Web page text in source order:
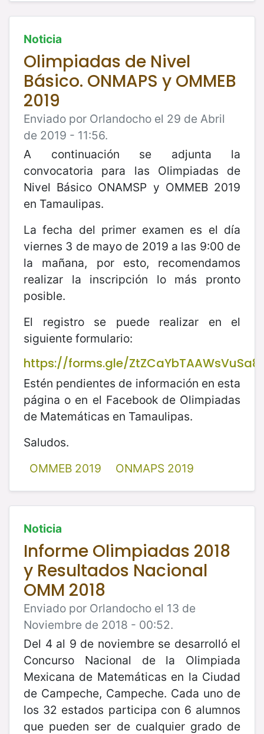
Noticia
Olimpiadas de Nivel
Básico. ONMAPS y OMMEB
2019
Enviado por Orlandocho el 29 de Abril
de 2019 - 11:56.
A continuación se adjunta la
convocatoria para las Olimpiadas de
Nivel Básico ONAMSP y OMMEB 2019
en Tamaulipas.
La fecha del primer examen es el día
viernes 3 de mayo de 2019 a las 9:00 de
la mañana, por esto, recomendamos
realizar la inscripción lo más pronto
posible.
El registro se puede realizar en el
siguiente formulario:
https://forms.gle/ZtZCaYbTAAWsVuSa8
Estén pendientes de información en esta
página o en el Facebook de Olimpiadas
de Matemáticas en Tamaulipas.
Saludos.
OMMEB 2019
ONMAPS 2019
Noticia
Informe Olimpiadas 2018
y Resultados Nacional
OMM 2018
Enviado por Orlandocho el 13 de
Noviembre de 2018 - 00:52.
Del 4 al 9 de noviembre se desarrolló el
Concurso Nacional de la Olimpiada
Mexicana de Matemáticas en la Ciudad
de Campeche, Campeche. Cada uno de
los 32 estados participa con 6 alumnos
que pueden ser de cualquier grado de